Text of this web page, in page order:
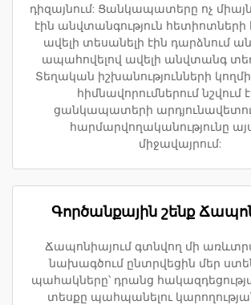
դիզայնում: Ցանկապատերը ոչ
էին անվտանգություն հետիոտների
ավելի տեսանելի էին դարձնում
ապահովելով ավելի անվտանգ
Տեղական իշխանությունների
հիմնավորումներում նշվում
ցանկապատերի
հարմարվողականությունը
միջավայրում:
Գործանքային շենք
Ճապոնիայում գտնվող մի
նախագծում ընտրվեցին մեր
պահակները՝ դրանց
տեսքը պահպանելու